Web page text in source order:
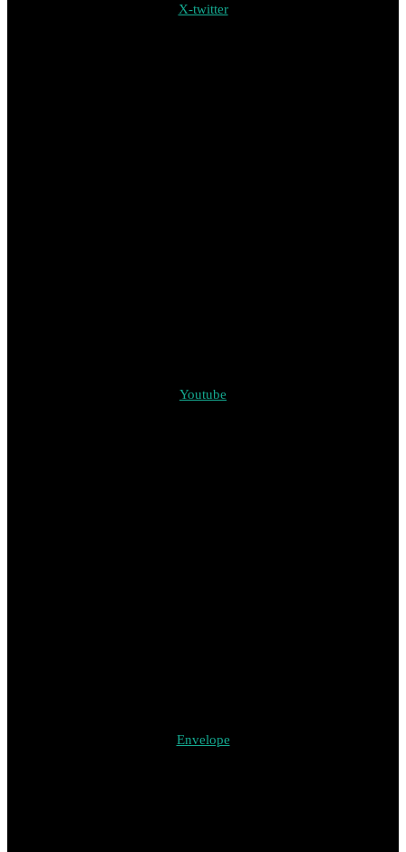
X-twitter
Youtube
Envelope